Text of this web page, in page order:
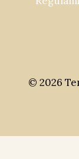
© 2026